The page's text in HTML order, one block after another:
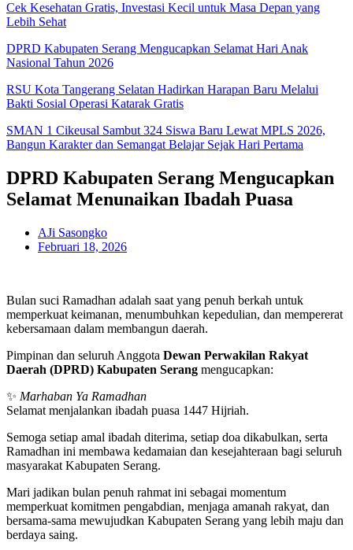
Cek Kesehatan Gratis, Investasi Kecil untuk Masa Depan yang
Lebih Sehat
DPRD Kabupaten Serang Mengucapkan Selamat Hari Anak
Nasional Tahun 2026
RSU Kota Tangerang Selatan Hadirkan Harapan Baru Melalui
Bakti Sosial Operasi Katarak Gratis
SMAN 1 Cikeusal Sambut 324 Siswa Baru Lewat MPLS 2026,
Bangun Karakter dan Semangat Belajar Sejak Hari Pertama
DPRD Kabupaten Serang Mengucapkan
Selamat Menunaikan Ibadah Puasa
AJi Sasongko
Februari 18, 2026
Bulan suci Ramadhan adalah saat yang penuh berkah untuk
memperkuat keimanan, menumbuhkan kepedulian, dan mempererat
kebersamaan dalam membangun daerah.
Pimpinan dan seluruh Anggota Dewan Perwakilan Rakyat
Daerah (DPRD) Kabupaten Serang mengucapkan:
✨ Marhaban Ya Ramadhan
Selamat menjalankan ibadah puasa 1447 Hijriah.
Semoga setiap amal ibadah diterima, setiap doa dikabulkan, serta
Ramadhan ini membawa kedamaian dan kesejahteraan bagi seluruh
masyarakat Kabupaten Serang.
Mari jadikan bulan penuh rahmat ini sebagai momentum
memperkuat komitmen pengabdian, menjaga amanah rakyat, dan
bersama-sama mewujudkan Kabupaten Serang yang lebih maju dan
berdaya saing.